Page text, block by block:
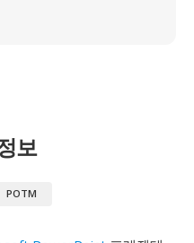
보
POTM